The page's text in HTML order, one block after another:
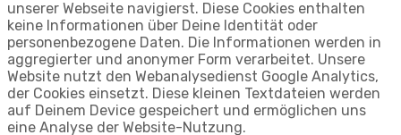
unserer Webseite navigierst. Diese Cookies enthalten
keine Informationen über Deine Identität oder
personenbezogene Daten. Die Informationen werden in
aggregierter und anonymer Form verarbeitet. Unsere
Website nutzt den Webanalysedienst Google Analytics,
der Cookies einsetzt. Diese kleinen Textdateien werden
auf Deinem Device gespeichert und ermöglichen uns
eine Analyse der Website-Nutzung.